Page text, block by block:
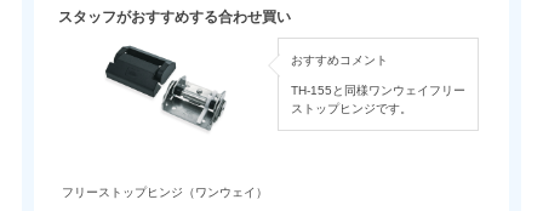
スタッフがおすすめする合わせ買い
フリーストップヒンジ（ワンウェイ）
おすすめコメント
TH-155と同様ワンウェイフリー
ストップヒンジです。